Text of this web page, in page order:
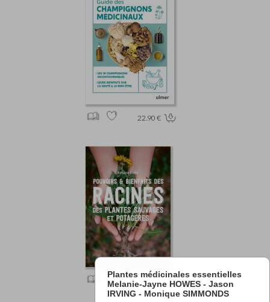
Plantes médicinales essentielles
Melanie-Jayne HOWES - Jason
IRVING - Monique SIMMONDS
22.90 €
19.90 €